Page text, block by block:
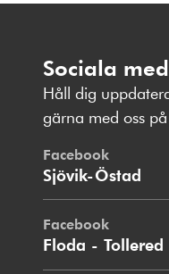
Sociala
Håll dig
gärna med oss
Facebook
Sjövik-Östad
Facebook
Floda - Tollered